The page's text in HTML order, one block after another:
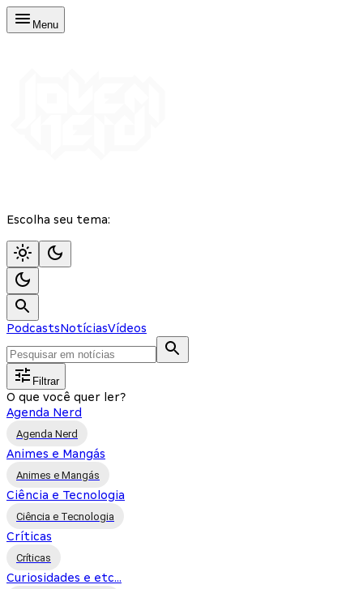
Menu
Escolha seu tema:
PodcastsNotíciasVídeos
Filtrar
O que você quer ler?
Agenda Nerd
Agenda Nerd
Animes e Mangás
Animes e Mangás
Ciência e Tecnologia
Ciência e Tecnologia
Críticas
Críticas
Curiosidades e etc...